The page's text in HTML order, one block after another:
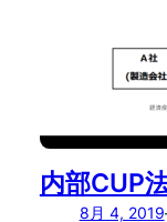
内部CUP
8月 4, 2019